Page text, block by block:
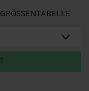
GRÖSSENTABELLE